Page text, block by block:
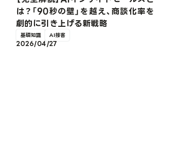
は？「90秒の壁」を越え、商談化率を
劇的に引き上げる新戦略
基礎知識 AI接客
2026/04/27